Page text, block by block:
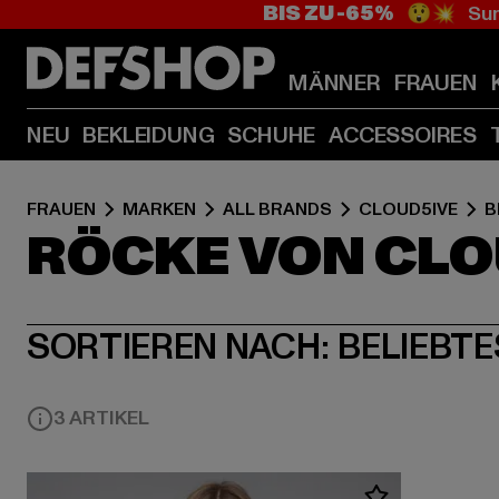
BIS ZU -65% 😲💥
MÄNNER FRAUEN
NEU BEKLEIDUNG SCHUHE ACCESSOIRES
FRAUEN MARKEN ALL BRANDS CLOUD5IVE
RÖCKE VON
SORTIEREN NACH:
3 ARTIKEL